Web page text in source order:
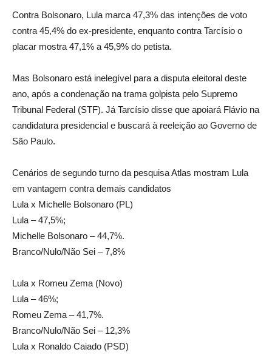
Contra Bolsonaro, Lula marca 47,3% das intenções de voto
contra 45,4% do ex-presidente, enquanto contra Tarcísio o
placar mostra 47,1% a 45,9% do petista.
Mas Bolsonaro está inelegível para a disputa eleitoral deste
ano, após a condenação na trama golpista pelo Supremo
Tribunal Federal (STF). Já Tarcísio disse que apoiará Flávio na
candidatura presidencial e buscará à reeleição ao Governo de
São Paulo.
Cenários de segundo turno da pesquisa Atlas mostram Lula
em vantagem contra demais candidatos
Lula x Michelle Bolsonaro (PL)
Lula – 47,5%;
Michelle Bolsonaro – 44,7%.
Branco/Nulo/Não Sei – 7,8%
Lula x Romeu Zema (Novo)
Lula – 46%;
Romeu Zema – 41,7%.
Branco/Nulo/Não Sei – 12,3%
Lula x Ronaldo Caiado (PSD)